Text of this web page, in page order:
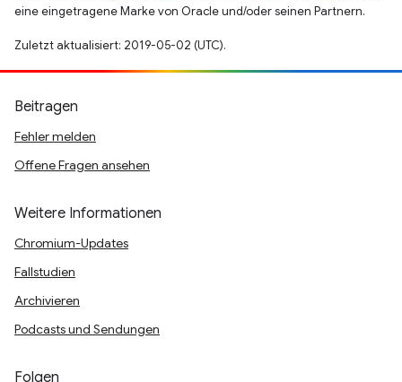
eine eingetragene Marke von Oracle und/oder seinen Partnern.
Zuletzt aktualisiert: 2019-05-02 (UTC).
Beitragen
Fehler melden
Offene Fragen ansehen
Weitere Informationen
Chromium-Updates
Fallstudien
Archivieren
Podcasts und Sendungen
Folgen